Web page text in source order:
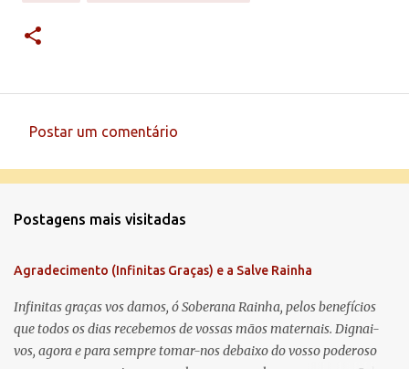
e
t
á
r
i
Postar um comentário
Postagens mais visitadas
Agradecimento (Infinitas Graças) e a Salve Rainha
Infinitas graças vos damos, ó Soberana Rainha, pelos benefícios
que todos os dias recebemos de vossas mãos maternais. Dignai-
vos, agora e para sempre tomar-nos debaixo do vosso poderoso